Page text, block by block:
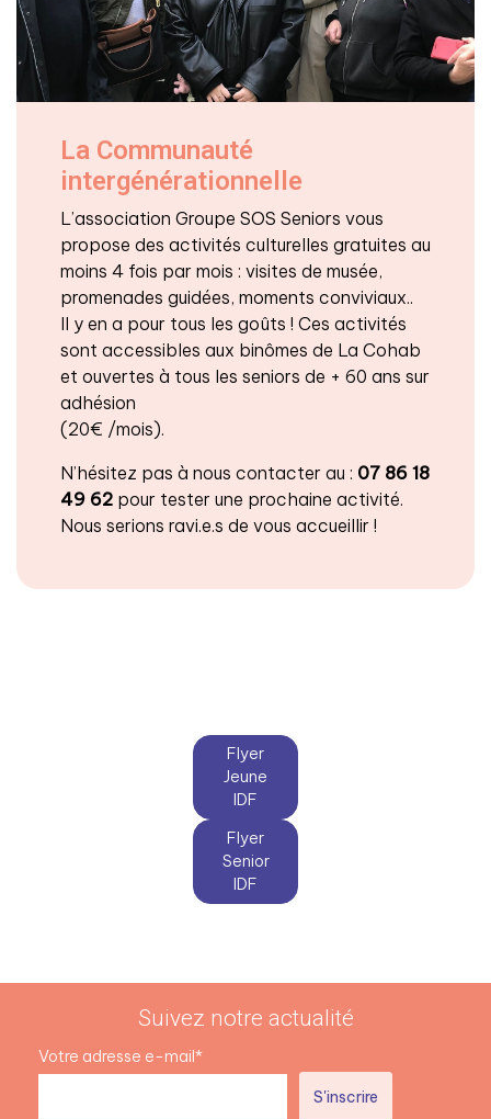
La Communauté
intergénérationnelle
L’association Groupe SOS Seniors vous
propose des activités culturelles gratuites au
moins 4 fois par mois : visites de musée,
promenades guidées, moments conviviaux..
Il y en a pour tous les goûts ! Ces activités
sont accessibles aux binômes de La Cohab
et ouvertes à tous les seniors de + 60 ans sur
adhésion
(20€ /mois).
N’hésitez pas à nous contacter au : 07 86 18
49 62 pour tester une prochaine activité.
Nous serions ravi.e.s de vous accueillir !
Flyer
Jeune
IDF
Flyer
Senior
IDF
Suivez notre actualité
Votre adresse e-mail*